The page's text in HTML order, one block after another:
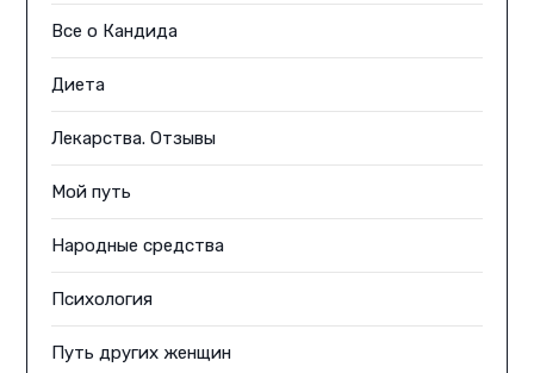
Все о Кандида
Диета
Лекарства. Отзывы
Мой путь
Народные средства
Психология
Путь других женщин